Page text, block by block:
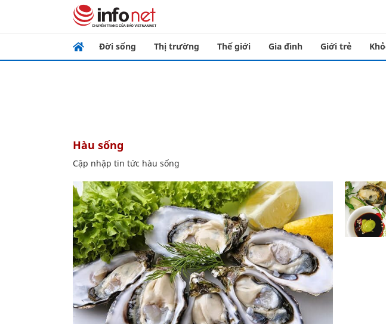
Đời sống Thị trường Thế giới Gia đình Giới trẻ
hàu sống
Cập nhập tin tức hàu sống